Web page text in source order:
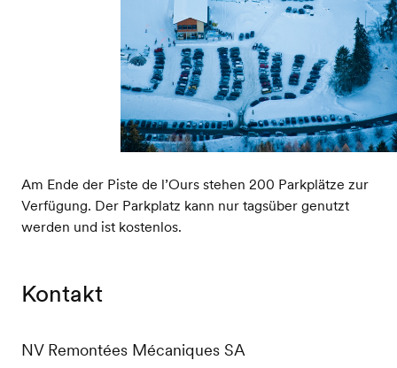
Am Ende der Piste de l’Ours stehen 200 Parkplätze zur
Verfügung. Der Parkplatz kann nur tagsüber genutzt
werden und ist kostenlos.
Kontakt
NV Remontées Mécaniques SA